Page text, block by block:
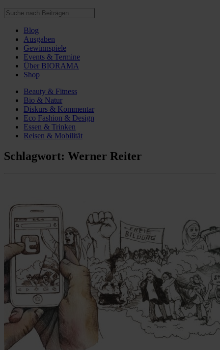
Blog
Ausgaben
Gewinnspiele
Events & Termine
Über BIORAMA
Shop
Beauty & Fitness
Bio & Natur
Diskurs & Kommentar
Eco Fashion & Design
Essen & Trinken
Reisen & Mobilität
Schlagwort: Werner Reiter